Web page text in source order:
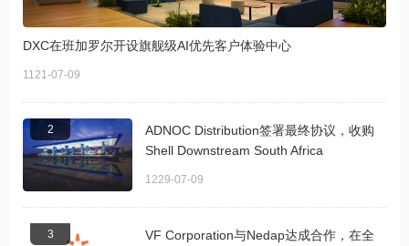
DXC在班加罗尔开设旗舰级AI优先客户体验中心
1121-07-09
2
ADNOC Distribution签署最终协议，收购
Shell Downstream South Africa
1229-07-09
3
VF Corporation与Nedap达成合作，在全